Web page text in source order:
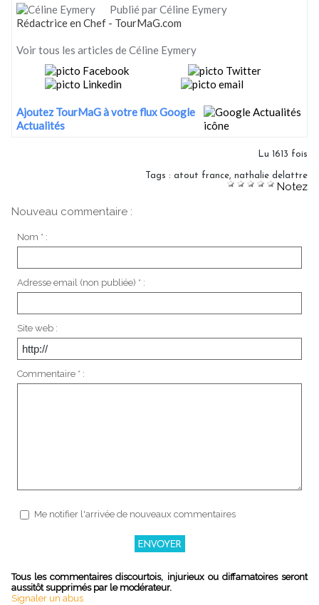
Publié par Céline Eymery
Rédactrice en Chef - TourMaG.com
Voir tous les articles de Céline Eymery
Ajoutez TourMaG à votre flux Google
Actualités
Lu 1613 fois
Tags : atout france, nathalie delattre
Notez
Nouveau commentaire :
Nom * :
Adresse email (non publiée) * :
Site web :
Commentaire * :
Me notifier l'arrivée de nouveaux commentaires
Tous les commentaires discourtois, injurieux ou diffamatoires seront
aussitôt supprimés par le modérateur.
Signaler un abus